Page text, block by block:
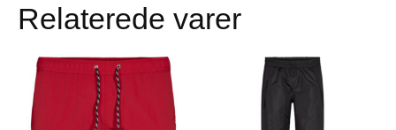
Relaterede varer
Dette
vare
har
flere